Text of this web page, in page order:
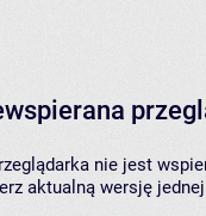
nie jest
aktualną wersję